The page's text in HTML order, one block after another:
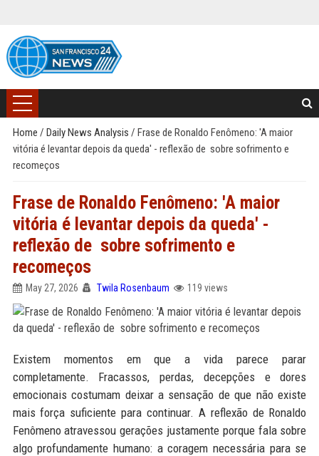
Home / Daily News Analysis / Frase de Ronaldo Fenômeno: 'A maior
vitória é levantar depois da queda' - reflexão de sobre sofrimento e
recomeços
Frase de Ronaldo Fenômeno: 'A maior
vitória é levantar depois da queda' -
reflexão de sobre sofrimento e
recomeços
May 27, 2026 Twila Rosenbaum 119 views
Existem momentos em que a vida parece parar
completamente. Fracassos, perdas, decepções e dores
emocionais costumam deixar a sensação de que não existe
mais força suficiente para continuar. A reflexão de Ronaldo
Fenômeno atravessou gerações justamente porque fala sobre
algo profundamente humano: a coragem necessária para se